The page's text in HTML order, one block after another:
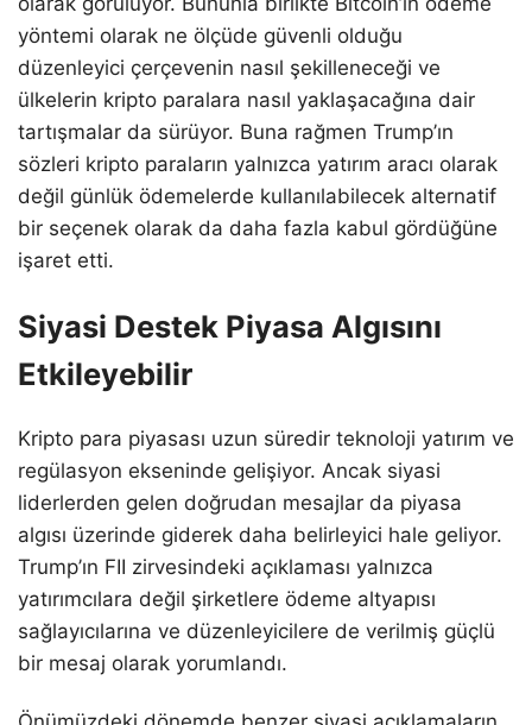
yöntemi olarak ne ölçüde güvenli olduğu
düzenleyici çerçevenin nasıl şekilleneceği ve
ülkelerin kripto paralara nasıl yaklaşacağına dair
tartışmalar da sürüyor. Buna rağmen Trump’ın
sözleri kripto paraların yalnızca yatırım aracı olarak
değil günlük ödemelerde kullanılabilecek alternatif
bir seçenek olarak da daha fazla kabul gördüğüne
işaret etti.
Siyasi Destek Piyasa Algısını
Etkileyebilir
Kripto para piyasası uzun süredir teknoloji yatırım ve
regülasyon ekseninde gelişiyor. Ancak siyasi
liderlerden gelen doğrudan mesajlar da piyasa
algısı üzerinde giderek daha belirleyici hale geliyor.
Trump’ın FII zirvesindeki açıklaması yalnızca
yatırımcılara değil şirketlere ödeme altyapısı
sağlayıcılarına ve düzenleyicilere de verilmiş güçlü
bir mesaj olarak yorumlandı.